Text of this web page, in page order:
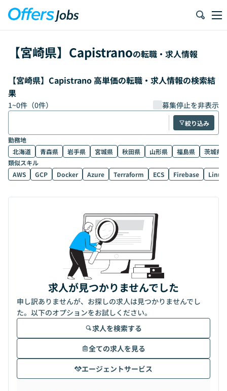
【宮崎県】 Capistranoの転職・求人情報
【宮崎県】Capistrano 高単価の転職・求人情報の検索結
果
1~0件（0件） 募集停止を非表示
絞り込み
勤務地
北海道
青森県 岩手県 宮城県 秋田県 山形県 福島県
茨城県
類似スキル
AWS
GCP Docker Azure Terraform ECS Firebase Linux
求人が見つかりませんでした
申し訳ありませんが、お探しの求人は見つかりませんでし
た。以下のオプションをお試しください。
求人を検索する
全ての求人を見る
エージェントサービス